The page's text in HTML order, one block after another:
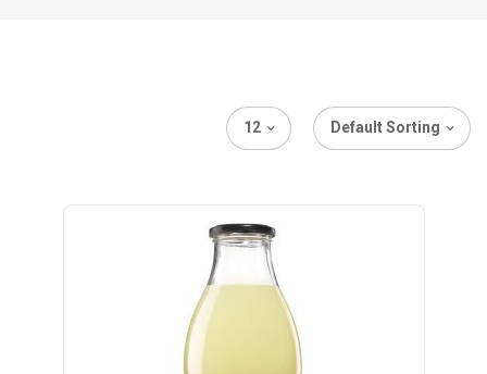
Default Sorting
12